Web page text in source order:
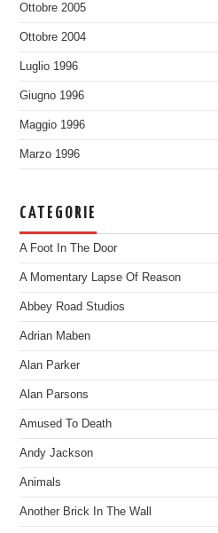
Ottobre 2005
Ottobre 2004
Luglio 1996
Giugno 1996
Maggio 1996
Marzo 1996
CATEGORIE
A Foot In The Door
A Momentary Lapse Of Reason
Abbey Road Studios
Adrian Maben
Alan Parker
Alan Parsons
Amused To Death
Andy Jackson
Animals
Another Brick In The Wall